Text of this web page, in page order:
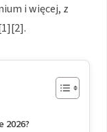
i więcej, z